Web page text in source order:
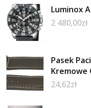
Luminox
2 480,00zł
Pasek
Kremowe
24,62zł